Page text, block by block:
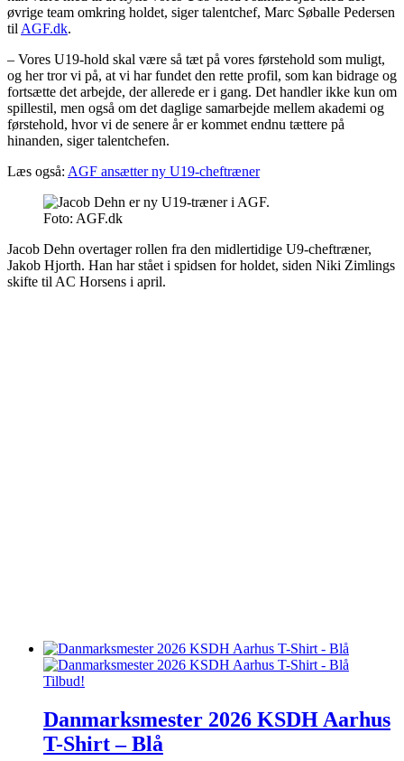
øvrige team omkring holdet, siger talentchef, Marc Søballe Pedersen
til AGF.dk.
– Vores U19-hold skal være så tæt på vores førstehold som muligt,
og her tror vi på, at vi har fundet den rette profil, som kan bidrage og
fortsætte det arbejde, der allerede er i gang. Det handler ikke kun om
spillestil, men også om det daglige samarbejde mellem akademi og
førstehold, hvor vi de senere år er kommet endnu tættere på
hinanden, siger talentchefen.
Læs også: AGF ansætter ny U19-cheftræner
Foto: AGF.dk
Jacob Dehn overtager rollen fra den midlertidige U9-cheftræner,
Jakob Hjorth. Han har stået i spidsen for holdet, siden Niki Zimlings
skifte til AC Horsens i april.
Tilbud!
Danmarksmester 2026 KSDH Aarhus
T-Shirt – Blå